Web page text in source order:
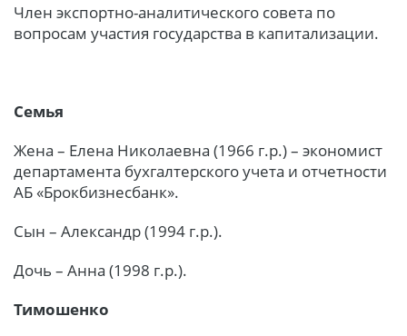
Член экспортно-аналитического совета по
вопросам участия государства в капитализации.
Семья
Жена – Елена Николаевна (1966 г.р.) – экономист
департамента бухгалтерского учета и отчетности
АБ «Брокбизнесбанк».
Сын – Александр (1994 г.р.).
Дочь – Анна (1998 г.р.).
Тимошенко